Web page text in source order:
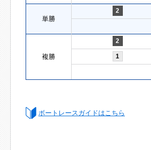
単勝
2
複勝
2
1
ボートレースガイドはこちら